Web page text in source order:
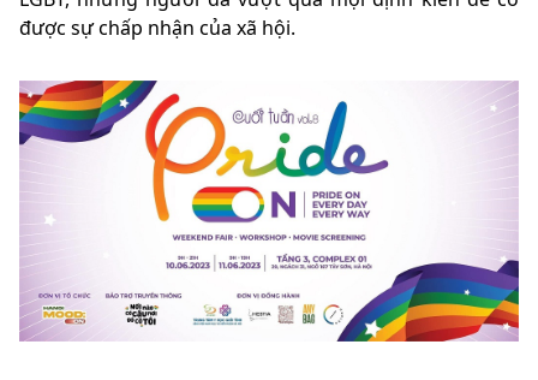
được sự chấp nhận của xã hội.